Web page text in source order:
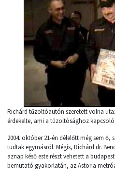
Richárd tűzoltóautón szeretett volna
érdekelte, ami a tűzoltósághoz
2004. október 21-én délelőtt még sem
tudtak egymásról. Mégis, Richárd dr.
aznap késő este részt vehetett a
bemutató gyakorlatán, az Astoria